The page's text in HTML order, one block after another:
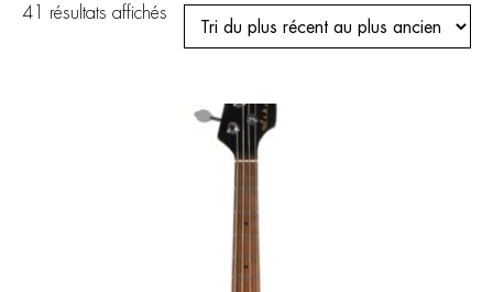
41 résultats affichés
plus
ancien